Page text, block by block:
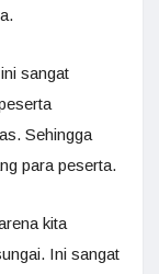
sangat
Sehingga
para peserta.
kita
Ini sangat